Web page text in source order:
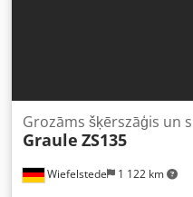
Wiefelstede 1 122 km
Grozāms šķērszāģis un
Graule ZS135